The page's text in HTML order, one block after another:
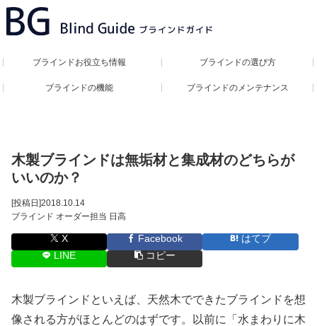
ブラインドお役立ち情報 ブラインドの選び方
ブラインドの機能 ブラインドのメンテナンス
木製ブラインドは無垢材と集成材のどちらが
いいのか？
[投稿日]2018.10.14
ブラインド オーダー担当 日高
X Facebook
はてブ
LINE
コピー
木製ブラインドといえば、天然木でできたブラインドを想
像される方がほとんどのはずです。以前に「 水まわりに木